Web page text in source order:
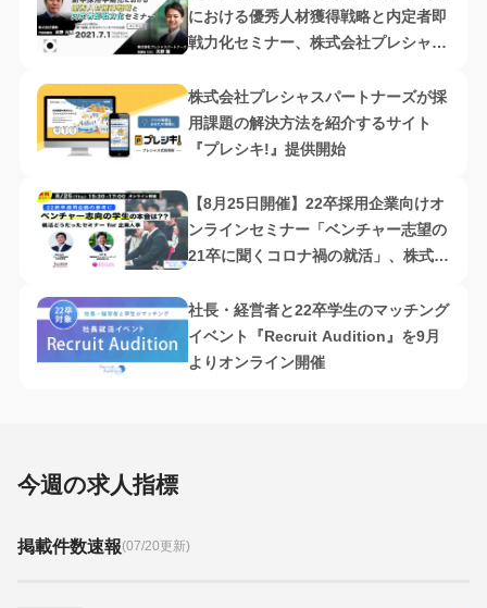
における優秀人材獲得戦略と内定者即
戦力化セミナー、株式会社プレシャス
株式会社プレシャスパートナーズが採
用課題の解決方法を紹介するサイト
『プレシキ!』提供開始
【8月25日開催】22卒採用企業向けオ
ンラインセミナー「ベンチャー志望の
21卒に聞くコロナ禍の就活」、株式会
社長・経営者と22卒学生のマッチング
イベント『Recruit Audition』を9月
よりオンライン開催
今週の求人指標
掲載件数速報(07/20更新)